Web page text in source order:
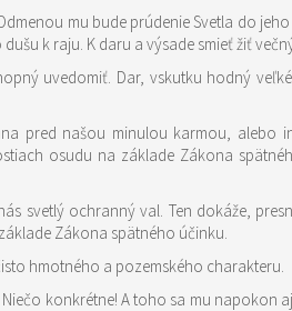
mu bude prúdenie Svetla do
k raju. K daru a výsade smieť žiť
uvedomiť. Dar, vskutku hodný
pred našou minulou karmou, alebo
osudu na základe Zákona
Zákona spätného účinku.
hmotného a pozemského charakteru.
konkrétne! A toho sa mu napokon